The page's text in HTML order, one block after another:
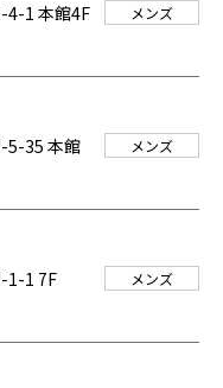
4-1 本館4F
メンズ
5-35 本館
メンズ
1-1 7F
メンズ